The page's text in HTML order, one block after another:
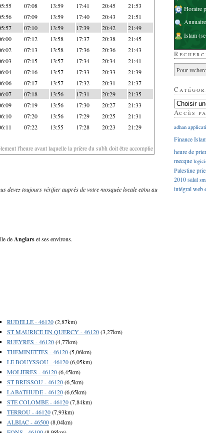
07:08 13:59 17:41 20:45 21:53
07:09 13:59 17:40 20:43 21:51
07:10 13:59 17:39 20:42 21:49
07:12 13:58 17:37 20:38 21:45
07:13 13:58 17:36 20:36 21:43
07:15 13:57 17:34 20:34 21:41
07:16 13:57 17:33 20:33 21:39
07:17 13:57 17:32 20:31 21:37
07:18 13:56 17:31 20:29 21:35
07:19 13:56 17:30 20:27 21:33
07:20 13:56 17:29 20:25 21:31
07:22 13:55 17:28 20:23 21:29
l'heure avant laquelle la prière du subh doit être accomplie
devez toujours vérifier auprès de votre mosquée locale et/ou au
deAnglarset ses environs.
RUDELLE - 46120(2,87km)
ST MAURICE EN QUERCY - 46120(3,27km)
RUEYRES - 46120(4,77km)
THEMINETTES - 46120(5,06km)
LE BOUYSSOU - 46120(6,05km)
MOLIERES - 46120(6,45km)
ST BRESSOU - 46120(6,5km)
LABATHUDE - 46120(6,65km)
STE COLOMBE - 46120(7,84km)
TERROU - 46120(7,93km)
ALBIAC - 46500(8,04km)
Horaire
Islam
Accès
adhan
Finance
heure de
mecque
Palestine
2010salat
intégralweb